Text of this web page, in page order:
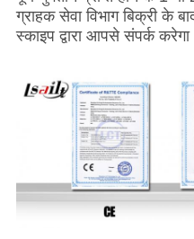
ग्राहक सेवा विभाग बिक्री के
स्काइप द्वारा आपसे संपर्क करेगा